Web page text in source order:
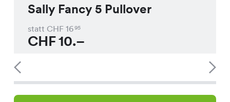
Sally Fancy 5 Pullover
statt CHF 1695
CHF10.–